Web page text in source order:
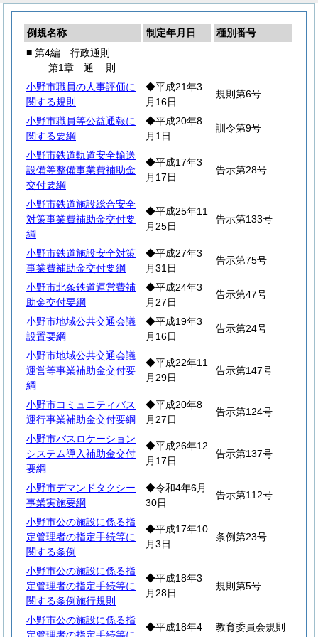
例規名称 制定年月日
種別番号
■ 第4編 行政通則
第1章 通 則
小野市職員の人事評価に
関する規則
◆平成21年3
月16日
規則第6号
小野市職員等公益通報に
関する要綱
◆平成20年8
月1日
訓令第9号
小野市鉄道軌道安全輸送
設備等整備事業費補助金
交付要綱
◆平成17年3
月17日
告示第28号
小野市鉄道施設総合安全
対策事業費補助金交付要
綱
◆平成25年11
月25日
告示第133号
小野市鉄道施設安全対策
事業費補助金交付要綱
◆平成27年3
月31日
告示第75号
小野市北条鉄道運営費補
助金交付要綱
◆平成24年3
月27日
告示第47号
小野市地域公共交通会議
設置要綱
◆平成19年3
月16日
告示第24号
小野市地域公共交通会議
運営等事業補助金交付要
綱
◆平成22年11
月29日
告示第147号
小野市コミュニティバス
運行事業補助金交付要綱
◆平成20年8
月27日
告示第124号
小野市バスロケーション
システム導入補助金交付
要綱
◆平成26年12
月17日
告示第137号
小野市デマンドタクシー
事業実施要綱
◆令和4年6月
30日
告示第112号
小野市公の施設に係る指
定管理者の指定手続等に
関する条例
◆平成17年10
月3日
条例第23号
小野市公の施設に係る指
定管理者の指定手続等に
関する条例施行規則
◆平成18年3
月28日
規則第5号
小野市公の施設に係る指
◆平成18年4
教育委員会規則